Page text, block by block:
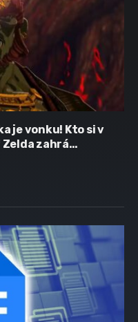
je vonku! Kto si v
zahrá